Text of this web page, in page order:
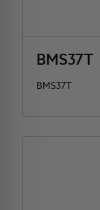
BMS37T
BMS37T